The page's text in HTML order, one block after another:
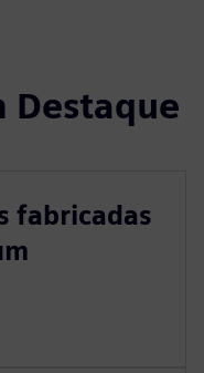
Destaque
fabricadas